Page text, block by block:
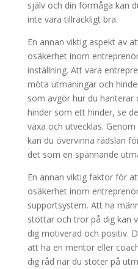
själv och din förmåga kan
inte vara tillräckligt bra.
En annan viktig aspekt av
osäkerhet inom
inställning. Att vara
möta utmaningar och
som avgör hur du
hinder som ett hinder, se
växa och utvecklas.
kan du övervinna rädslan
det som en spännande
En annan viktig faktor för
osäkerhet inom
supportsystem. Att ha
stöttar och tror på dig kan
dig motiverad och positiv.
att ha en mentor eller
dig råd när du stöter på